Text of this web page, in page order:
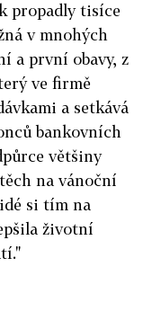
propadly tisíce
v mnohých
a první obavy, z
ve firmě
a setkává
bankovních
většiny
na vánoční
si tím na
životní